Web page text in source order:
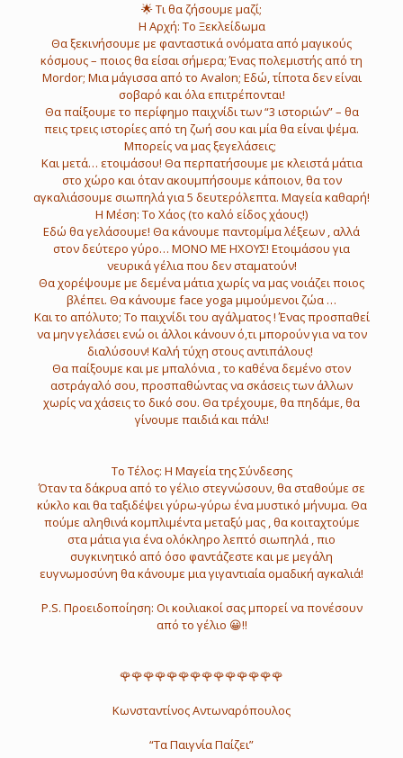
🌟 Τι θα ζήσουμε μαζί;
Η Αρχή: Το Ξεκλείδωμα
Θα ξεκινήσουμε με φανταστικά ονόματα από μαγικούς
κόσμους – ποιος θα είσαι σήμερα; Ένας πολεμιστής από τη
Mordor; Μια μάγισσα από το Avalon; Εδώ, τίποτα δεν είναι
σοβαρό και όλα επιτρέπονται!
Θα παίξουμε το περίφημο παιχνίδι των “3 ιστοριών” – θα
πεις τρεις ιστορίες από τη ζωή σου και μία θα είναι ψέμα.
Μπορείς να μας ξεγελάσεις;
Και μετά… ετοιμάσου! Θα περπατήσουμε με κλειστά μάτια
στο χώρο και όταν ακουμπήσουμε κάποιον, θα τον
αγκαλιάσουμε σιωπηλά για 5 δευτερόλεπτα. Μαγεία καθαρή!
Η Μέση: Το Χάος (το καλό είδος χάους!)
Εδώ θα γελάσουμε! Θα κάνουμε παντομίμα λέξεων , αλλά
στον δεύτερο γύρο… ΜΟΝΟ ΜΕ ΗΧΟΥΣ! Ετοιμάσου για
νευρικά γέλια που δεν σταματούν!
Θα χορέψουμε με δεμένα μάτια χωρίς να μας νοιάζει ποιος
βλέπει. Θα κάνουμε face yoga μιμούμενοι ζώα …
Και το απόλυτο; Το παιχνίδι του αγάλματος ! Ένας προσπαθεί
να μην γελάσει ενώ οι άλλοι κάνουν ό,τι μπορούν για να τον
διαλύσουν! Καλή τύχη στους αντιπάλους!
Θα παίξουμε και με μπαλόνια , το καθένα δεμένο στον
αστράγαλό σου, προσπαθώντας να σκάσεις των άλλων
χωρίς να χάσεις το δικό σου. Θα τρέχουμε, θα πηδάμε, θα
γίνουμε παιδιά και πάλι!
Το Τέλος: Η Μαγεία της Σύνδεσης
Όταν τα δάκρυα από το γέλιο στεγνώσουν, θα σταθούμε σε
κύκλο και θα ταξιδέψει γύρω-γύρω ένα μυστικό μήνυμα. Θα
πούμε αληθινά κομπλιμέντα μεταξύ μας , θα κοιταχτούμε
στα μάτια για ένα ολόκληρο λεπτό σιωπηλά , πιο
συγκινητικό από όσο φαντάζεστε και με μεγάλη
ευγνωμοσύνη θα κάνουμε μια γιγαντιαία ομαδική αγκαλιά!
P.S. Προειδοποίηση: Οι κοιλιακοί σας μπορεί να πονέσουν
από το γέλιο 😀‼️
🌹🌹🌹🌹🌹🌹🌹🌹🌹🌹🌹🌹🌹🌹
Κωνσταντίνος Αντωναρόπουλος
“Τα Παιγνία Παίζει”